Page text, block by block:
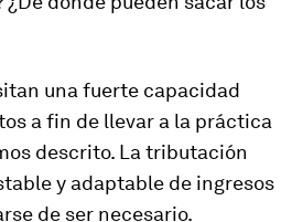
una fuerte capacidad
a fin de llevar a la práctica
descrito. La tributación
y adaptable de ingresos
de ser necesario.